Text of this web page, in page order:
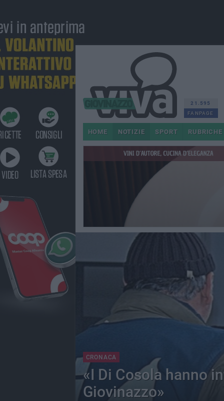
21.595
FANPAGE
HOME NOTIZIE SPORT RUBRICHE
CRONACA
«I Di Cosola hanno
Giovinazzo»